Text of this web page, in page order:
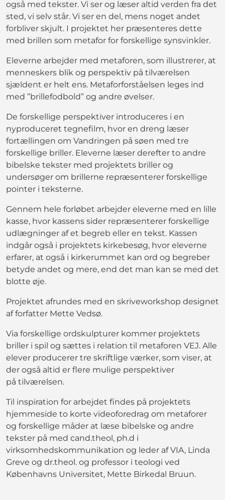
også med tekster. Vi ser og læser altid verden fra det
sted, vi selv står. Vi ser en del, mens noget andet
forbliver skjult. I projektet her præsenteres dette
med brillen som metafor for forskellige synsvinkler.
Eleverne arbejder med metaforen, som illustrerer, at
menneskers blik og perspektiv på tilværelsen
sjældent er helt ens. Metaforforståelsen leges ind
med ”brillefodbold” og andre øvelser.
De forskellige perspektiver introduceres i en
nyproduceret tegnefilm, hvor en dreng læser
fortællingen om Vandringen på søen med tre
forskellige briller. Eleverne læser derefter to andre
bibelske tekster med projektets briller og
undersøger om brillerne repræsenterer forskellige
pointer i teksterne.
Gennem hele forløbet arbejder eleverne med en lille
kasse, hvor kassens sider repræsenterer forskellige
udlægninger af et begreb eller en tekst. Kassen
indgår også i projektets kirkebesøg, hvor eleverne
erfarer, at også i kirkerummet kan ord og begreber
betyde andet og mere, end det man kan se med det
blotte øje.
Projektet afrundes med en skriveworkshop designet
af forfatter Mette Vedsø.
Via forskellige ordskulpturer kommer projektets
briller i spil og sættes i relation til metaforen VEJ. Alle
elever producerer tre skriftlige værker, som viser, at
der også altid er flere mulige perspektiver
på tilværelsen.
Til inspiration for arbejdet findes på projektets
hjemmeside to korte videoforedrag om metaforer
og forskellige måder at læse bibelske og andre
tekster på med cand.theol, ph.d i
virksomhedskommunikation og leder af VIA, Linda
Greve og dr.theol. og professor i teologi ved
Københavns Universitet, Mette Birkedal Bruun.